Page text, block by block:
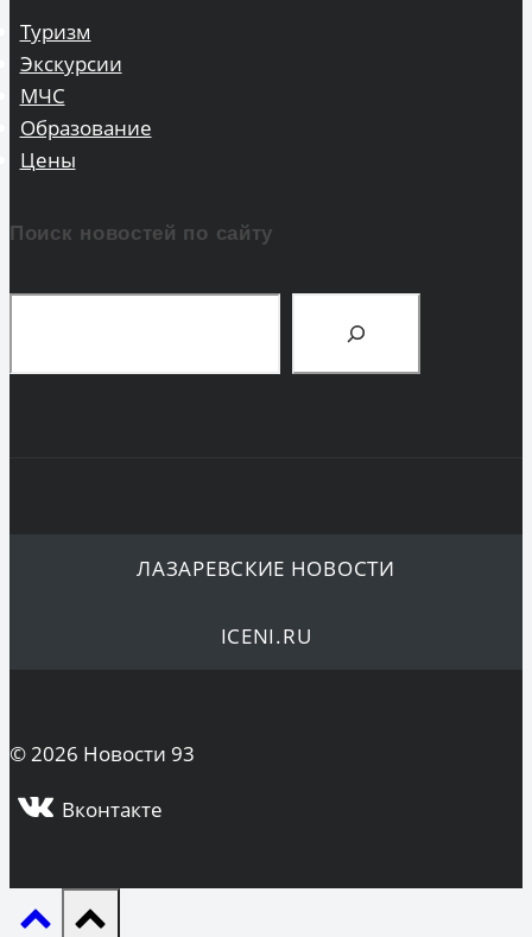
Туризм
Экскурсии
МЧС
Образование
Цены
Поиск новостей по сайту
ЛАЗАРЕВСКИЕ НОВОСТИ
ICENI.RU
© 2026 Новости 93
Вконтакте